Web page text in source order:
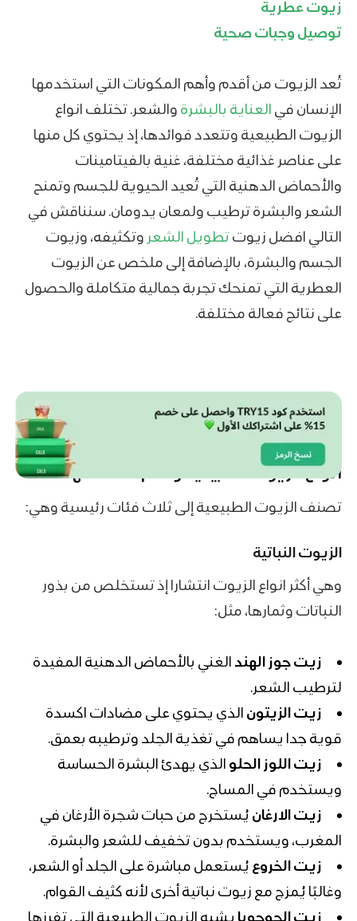
زيوت عطرية
توصيل وجبات صحية
تُعد الزيوت من أقدم وأهم المكونات التي استخدمها
الإنسان في العناية بالبشرة والشعر. تختلف انواع
الزيوت الطبيعية وتتعدد فوائدها، إذ يحتوي كل منها
على عناصر غذائية مختلفة، غنية بالفيتامينات
والأحماض الدهنية التي تُعيد الحيوية للجسم وتمنح
الشعر والبشرة ترطيب ولمعان يدومان. سنناقش في
التالي افضل زيوتتطويل الشعر وتكثيفه، وزيوت
الجسم والبشرة، بالإضافة إلى ملخص عن الزيوت
العطرية التي تمنحك تجربة جمالية متكاملة والحصول
على نتائج فعالة مختلفة.
انواع الزيوت الطبيعية وأهم خصائصها
تصنف الزيوت الطبيعية إلى ثلاث فئات رئيسية وهي:
الزيوت النباتية
وهي أكثر انواع الزيوت انتشارا إذ تستخلص من بذور
النباتات وثمارها، مثل:
زيت جوز الهند الغني بالأحماض الدهنية المفيدة
لترطيب الشعر.
زيت الزيتون الذي يحتوي على مضادات اكسدة
قوية جدا يساهم في تغذية الجلد وترطيبه بعمق.
زيت اللوز الحلو الذي يهدئ البشرة الحساسة
ويستخدم في المساج.
زيت الارغان يُستخرج من حبات شجرة الأرغان في
المغرب، ويستخدم بدون تخفيف للشعر والبشرة.
زيت الخروع يُستعمل مباشرة على الجلد أو الشعر،
وغالبًا يُمزج مع زيوت نباتية أخرى لأنه كثيف القوام.
زيت الجوجوبا يشبه الزيوت الطبيعية التي تفرزها